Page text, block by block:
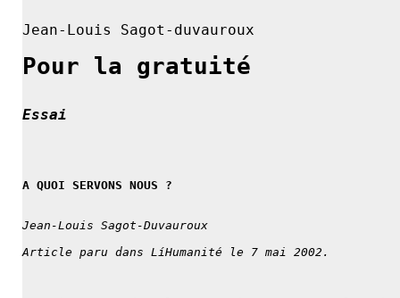
Jean-Louis Sagot-duvauroux
Pour la gratuité
Essai
A QUOI SERVONS NOUS ?
Jean-Louis Sagot-Duvauroux
Article paru dans LíHumanité le 7 mai 2002.